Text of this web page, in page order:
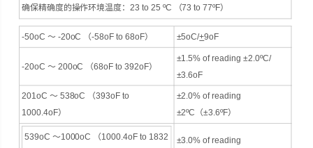
确保精确度的操作环境温度：23 to 25 ºC （73 to 77ºF）
-50oC ～ -20oC （-58oF to 68oF） ±5oC/+9oF
-20oC ～ 200oC （68oF to 392oF）
±1.5% of reading ±2.0ºC/
±3.6oF
201oC ～ 538oC （393oF to
1000.4oF）
±2.0% of reading
±2ºC（±3.6ºF）
539oC ～1000oC （1000.4oF to 1832
±3.0% of reading